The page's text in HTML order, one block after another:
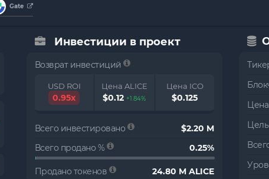
Gate
Инвестиции в проект
Возврат инвестиций
USD ROI
0.95x
Цена ALICE
$0.12 +1.84%
Цена ICO
$0.125
Всего инвестировано
$2.20 M
Всего продано %
0.25%
Продано токенов 24.80 M ALICE
Цена